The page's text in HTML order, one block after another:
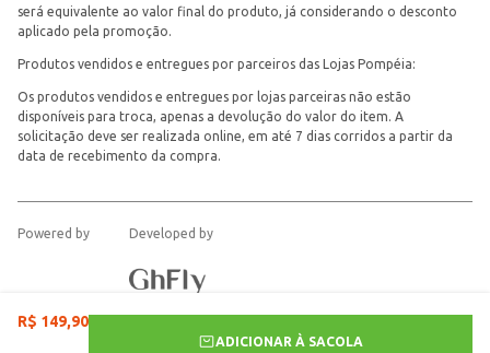
R$ 149,90
ADICIONAR À SACOLA
será equivalente ao valor final do produto, já considerando o desconto
aplicado pela promoção.
Produtos vendidos e entregues por parceiros das Lojas Pompéia:
Os produtos vendidos e entregues por lojas parceiras não estão
disponíveis para troca, apenas a devolução do valor do item. A
solicitação deve ser realizada online, em até 7 dias corridos a partir da
data de recebimento da compra.
Powered by Developed by